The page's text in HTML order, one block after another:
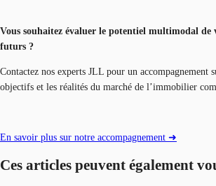
Vous souhaitez évaluer le potentiel multimodal de
futurs ?
Contactez nos experts JLL pour un accompagnement
objectifs et les réalités du marché de l’immobilier
En savoir plus sur notre accompagnement ➜
Ces articles peuvent également